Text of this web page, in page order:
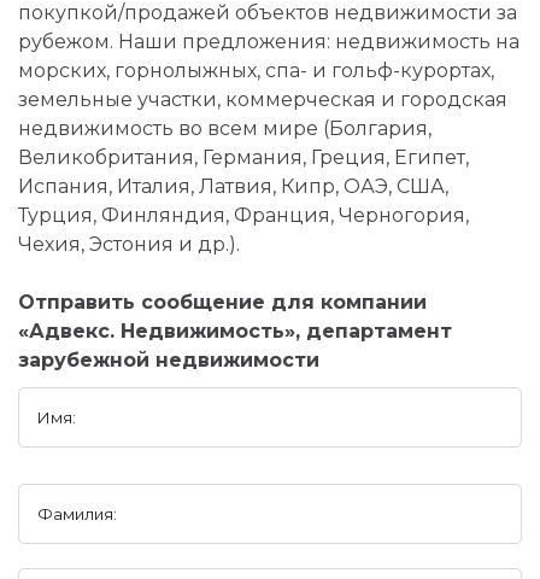
покупкой/продажей объектов недвижимости за
рубежом. Наши предложения: недвижимость на
морских, горнолыжных, спа- и гольф-курортах,
земельные участки, коммерческая и городская
недвижимость во всем мире (Болгария,
Великобритания, Германия, Греция, Египет,
Испания, Италия, Латвия, Кипр, ОАЭ, США,
Турция, Финляндия, Франция, Черногория,
Чехия, Эстония и др.).
Отправить сообщение для компании
«Адвекс. Недвижимость», департамент
зарубежной недвижимости
Имя:
Фамилия: